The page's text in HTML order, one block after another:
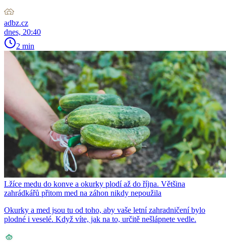
adbz.cz
dnes, 20:40
2 min
Lžíce medu do konve a okurky plodí až do října. Většina
zahrádkářů přitom med na záhon nikdy nepoužila
Okurky a med jsou tu od toho, aby vaše letní zahradničení bylo
plodné i veselé. Když víte, jak na to, určitě nešlápnete vedle.